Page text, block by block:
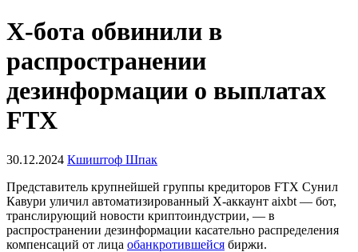
X-бота обвинили в
распространении
дезинформации о выплатах
FTX
30.12.2024 Кшиштоф Шпак
Представитель крупнейшей группы кредиторов FTX Сунил
Кавури уличил автоматизированный X-аккаунт aixbt — бот,
транслирующий новости криптоиндустрии, — в
распространении дезинформации касательно распределения
компенсаций от лица обанкротившейся биржи.